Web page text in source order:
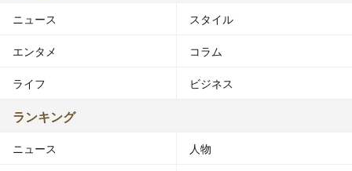
ニュース スタイル
エンタメ コラム
ライフ ビジネス
ランキング
ニュース 人物